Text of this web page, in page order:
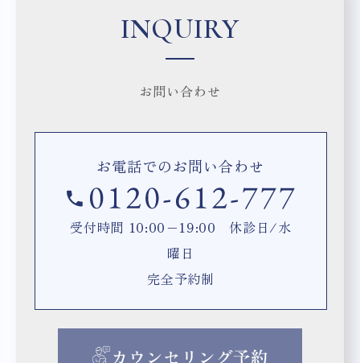
INQUIRY
お問い合わせ
お電話でのお問い合わせ
受付時間 10:00−19:00 休診日/水
曜日
完全予約制